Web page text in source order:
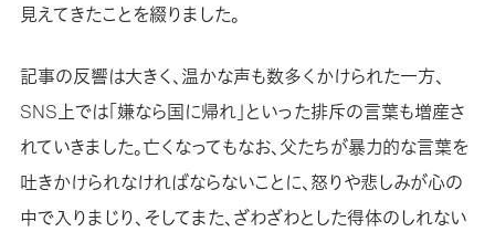
見えてきたことを綴りました。
記事の反響は大きく、温かな声も数多くかけられた一方、
SNS上では「嫌なら国に帰れ」といった排斥の言葉も増産さ
れていきました。亡くなってもなお、父たちが暴力的な言葉を
吐きかけられなければならないことに、怒りや悲しみが心の
中で入りまじり、そしてまた、ざわざわとした得体のしれない